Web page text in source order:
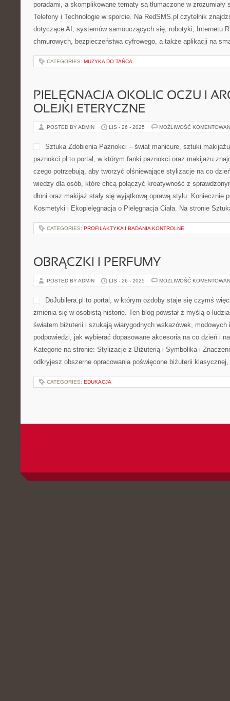
poradami, a skomplikowane tematy są tłumaczone w zrozumiały
Telefony i Technologie w sporcie. Na RedSMS.pl czytelnik
dotyczące AI, systemów samouczących się, robotyki, Internetu
chmurowych, bezpieczeństwa cyfrowego, a także aplikacji na
CATEGORIES: MUZYKA DO TAŃCA
PIELĘGNACJA OKOLIC OCZU I
OLEJKI ETERYCZNE
POSTED BY ADMIN LIS - 26 - 2025 MOŻLIWOŚĆ
Sztuka Zdobienia Paznokci – świat manicure, sztuki
paznokci.pl to portal, w którym fanki paznokci oraz makijażu
czego potrzebują, aby tworzyć olśniewające stylizacje na co
wiedzy dla osób, które chcą połączyć kreatywność z
dłoni oraz makijaż stały się wyjątkową oprawą stylu. Koniecznie
Kosmetyki i Ekopielęgnacja o Pielęgnacja Ciała. Na stronie
CATEGORIES: PROFILAKTYKA I BADANIA KONTROLNE
OBRĄCZKI I PERFUMY
POSTED BY ADMIN LIS - 26 - 2025 MOŻLIWOŚĆ
DoJubilera.pl to portal, w którym ozdoby staje się czymś
zmienia się w osobistą historię. Ten blog powstał z myślą o
światem biżuterii i szukają wiarygodnych wskazówek,
podpowiedzi, jak wybierać dopasowane akcesoria na co dzień i
Kategorie na stronie: Stylizacje z Biżuterią i Symbolika i
odkryjesz obszerne opracowania poświęcone biżuterii
CATEGORIES: EDUKACJA